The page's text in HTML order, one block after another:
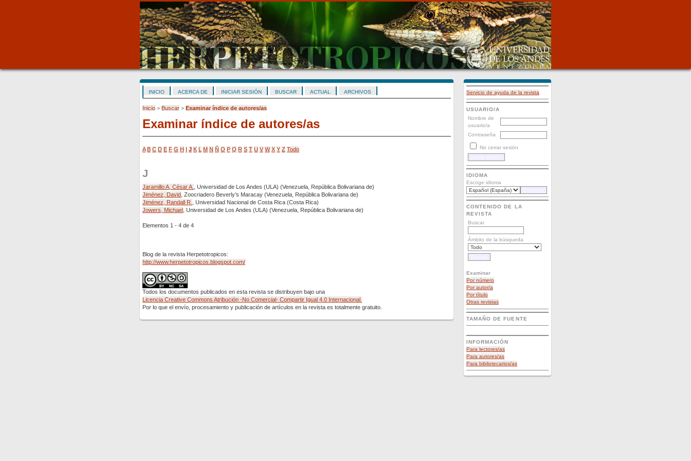
Servicio de ayuda de la revista
USUARIO/A
Nombre de
usuario/a
Contraseña
No cerrar sesión
IDIOMA
Escoge idioma
CONTENIDO DE LA
REVISTA
Buscar
Ámbito de la búsqueda
Examinar
Por número
Por autor/a
Por título
Otras revistas
TAMAÑO DE FUENTE
INFORMACIÓN
Para lectores/as
Para autores/as
Para bibliotecarios/as
INICIO ACERCA DE INICIAR SESIÓN BUSCAR ACTUAL ARCHIVOS
Inicio > Buscar > Examinar índice de autores/as
Examinar índice de autores/as
A B C D E F G H I J K L M N Ñ O P Q R S T U V W X Y Z Todo
J
Jaramillo A, César A.
, Universidad de Los Andes (ULA) (Venezuela, República Bolivariana de)
Jiménez, David , Zoocriadero Beverly’s Maracay (Venezuela, República Bolivariana de)
Jiménez, Randall R.
, Universidad Nacional de Costa Rica (Costa Rica)
Jowers, Michael
, Universidad de Los Andes (ULA) (Venezuela, República Bolivariana de)
Elementos 1 - 4 de 4
Blog de la revista Herpetotropicos:
http://www.herpetotropicos.blogspot.com/
Todos los documentos publicados en esta revista se distribuyen bajo una
Licencia Creative Commons Atribución -No Comercial- Compartir Igual 4.0 Internacional.
Por lo que el envío, procesamiento y publicación de artículos en la revista es totalmente gratuito.